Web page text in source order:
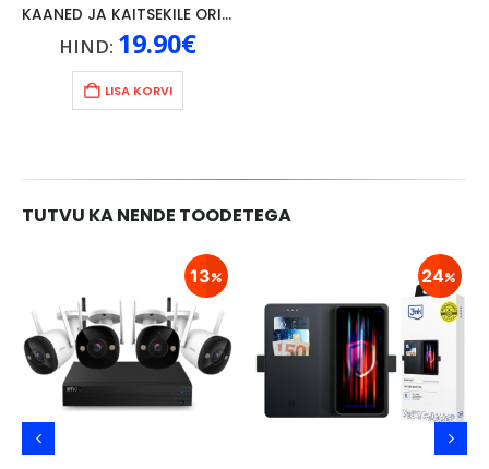
KAANED JA KAITSEKILE ORIGINAAL LENOVO P10, MUST
HIND: 19.90€
LISA KORVI
TUTVU KA NENDE TOODETEGA
13 24